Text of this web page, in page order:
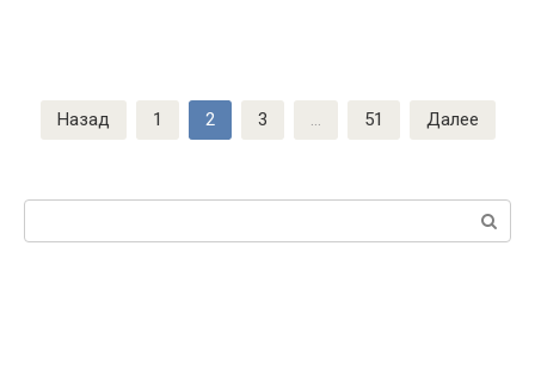
Пагинация
записей
Назад 1 2 3 … 51 Далее